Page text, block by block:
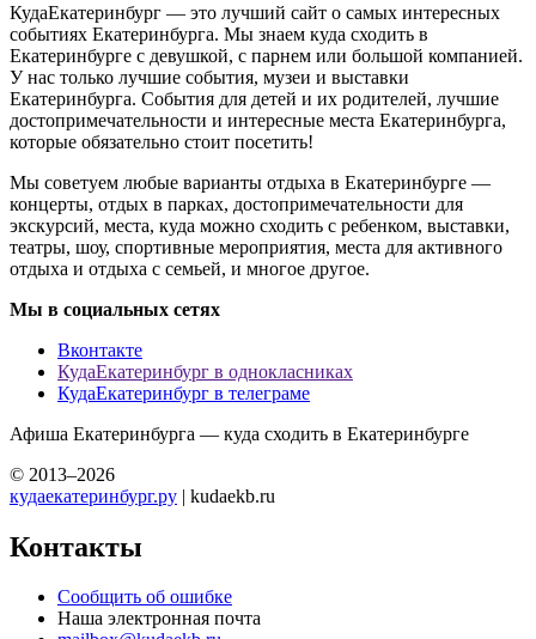
КудаЕкатеринбург — это лучший сайт о самых интересных
событиях Екатеринбурга. Мы знаем куда сходить в
Екатеринбурге с девушкой, с парнем или большой компанией.
У нас только лучшие события, музеи и выставки
Екатеринбурга. События для детей и их родителей, лучшие
достопримечательности и интересные места Екатеринбурга,
которые обязательно стоит посетить!
Мы советуем любые варианты отдыха в Екатеринбурге —
концерты, отдых в парках, достопримечательности для
экскурсий, места, куда можно сходить с ребенком, выставки,
театры, шоу, спортивные мероприятия, места для активного
отдыха и отдыха с семьей, и многое другое.
Мы в социальных сетях
Вконтакте
КудаЕкатеринбург в однокласниках
КудаЕкатеринбург в телеграме
Афиша Екатеринбурга — куда сходить в Екатеринбурге
© 2013–2026
кудаекатеринбург.ру | kudaekb.ru
Контакты
Сообщить об ошибке
Наша электронная почта